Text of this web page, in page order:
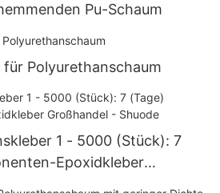
Pu-Schaum
Polyurethanschaum
1 - 5000 (Stück): 7
Epoxidkleber